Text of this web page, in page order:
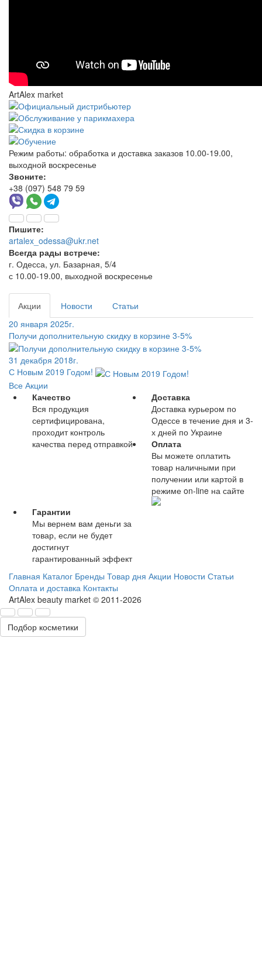
ArtAlex market
Режим работы: обработка и доставка заказов 10.00-19.00,
выходной воскресенье
Звоните:
+38 (097) 548 79 59
Пишите:
artalex_odessa@ukr.net
Всегда рады встрече:
г. Одесса, ул. Базарная, 5/4
с 10.00-19.00, выходной воскресенье
Акции Новости
Статьи
20 января 2025г.
Получи дополнительную скидку в корзине 3-5%
31 декабря 2018г.
С Новым 2019 Годом!
Все Акции
Качество
Вся продукция
сертифицирована,
проходит контроль
качества перед отправкой
Доставка
Доставка курьером по
Одессе в течение дня и 3-
х дней по Украине
Оплата
Вы можете оплатить
товар наличными при
получении или картой в
режиме on-line на сайте
Гарантии
Мы вернем вам деньги за
товар, если не будет
достигнут
гарантированный эффект
Главная Каталог Бренды Товар дня Акции Новости Статьи
Оплата и доставка Контакты
ArtAlex beauty market © 2011-2026
Подбор косметики